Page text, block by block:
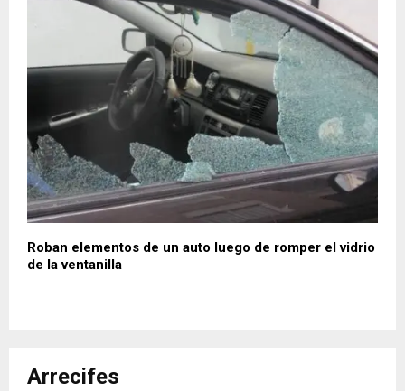
Roban elementos de un auto luego de romper el vidrio
de la ventanilla
Arrecifes